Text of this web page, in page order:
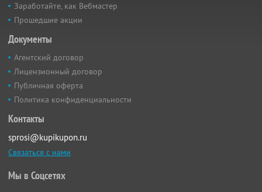
Заработайте, как Вебмастер
Прошедшие акции
Документы
Агентский договор
Лицензионный договор
Публичная оферта
Политика конфиденциальности
Контакты
sprosi@kupikupon.ru
Связаться с нами
Мы в Соцсетях